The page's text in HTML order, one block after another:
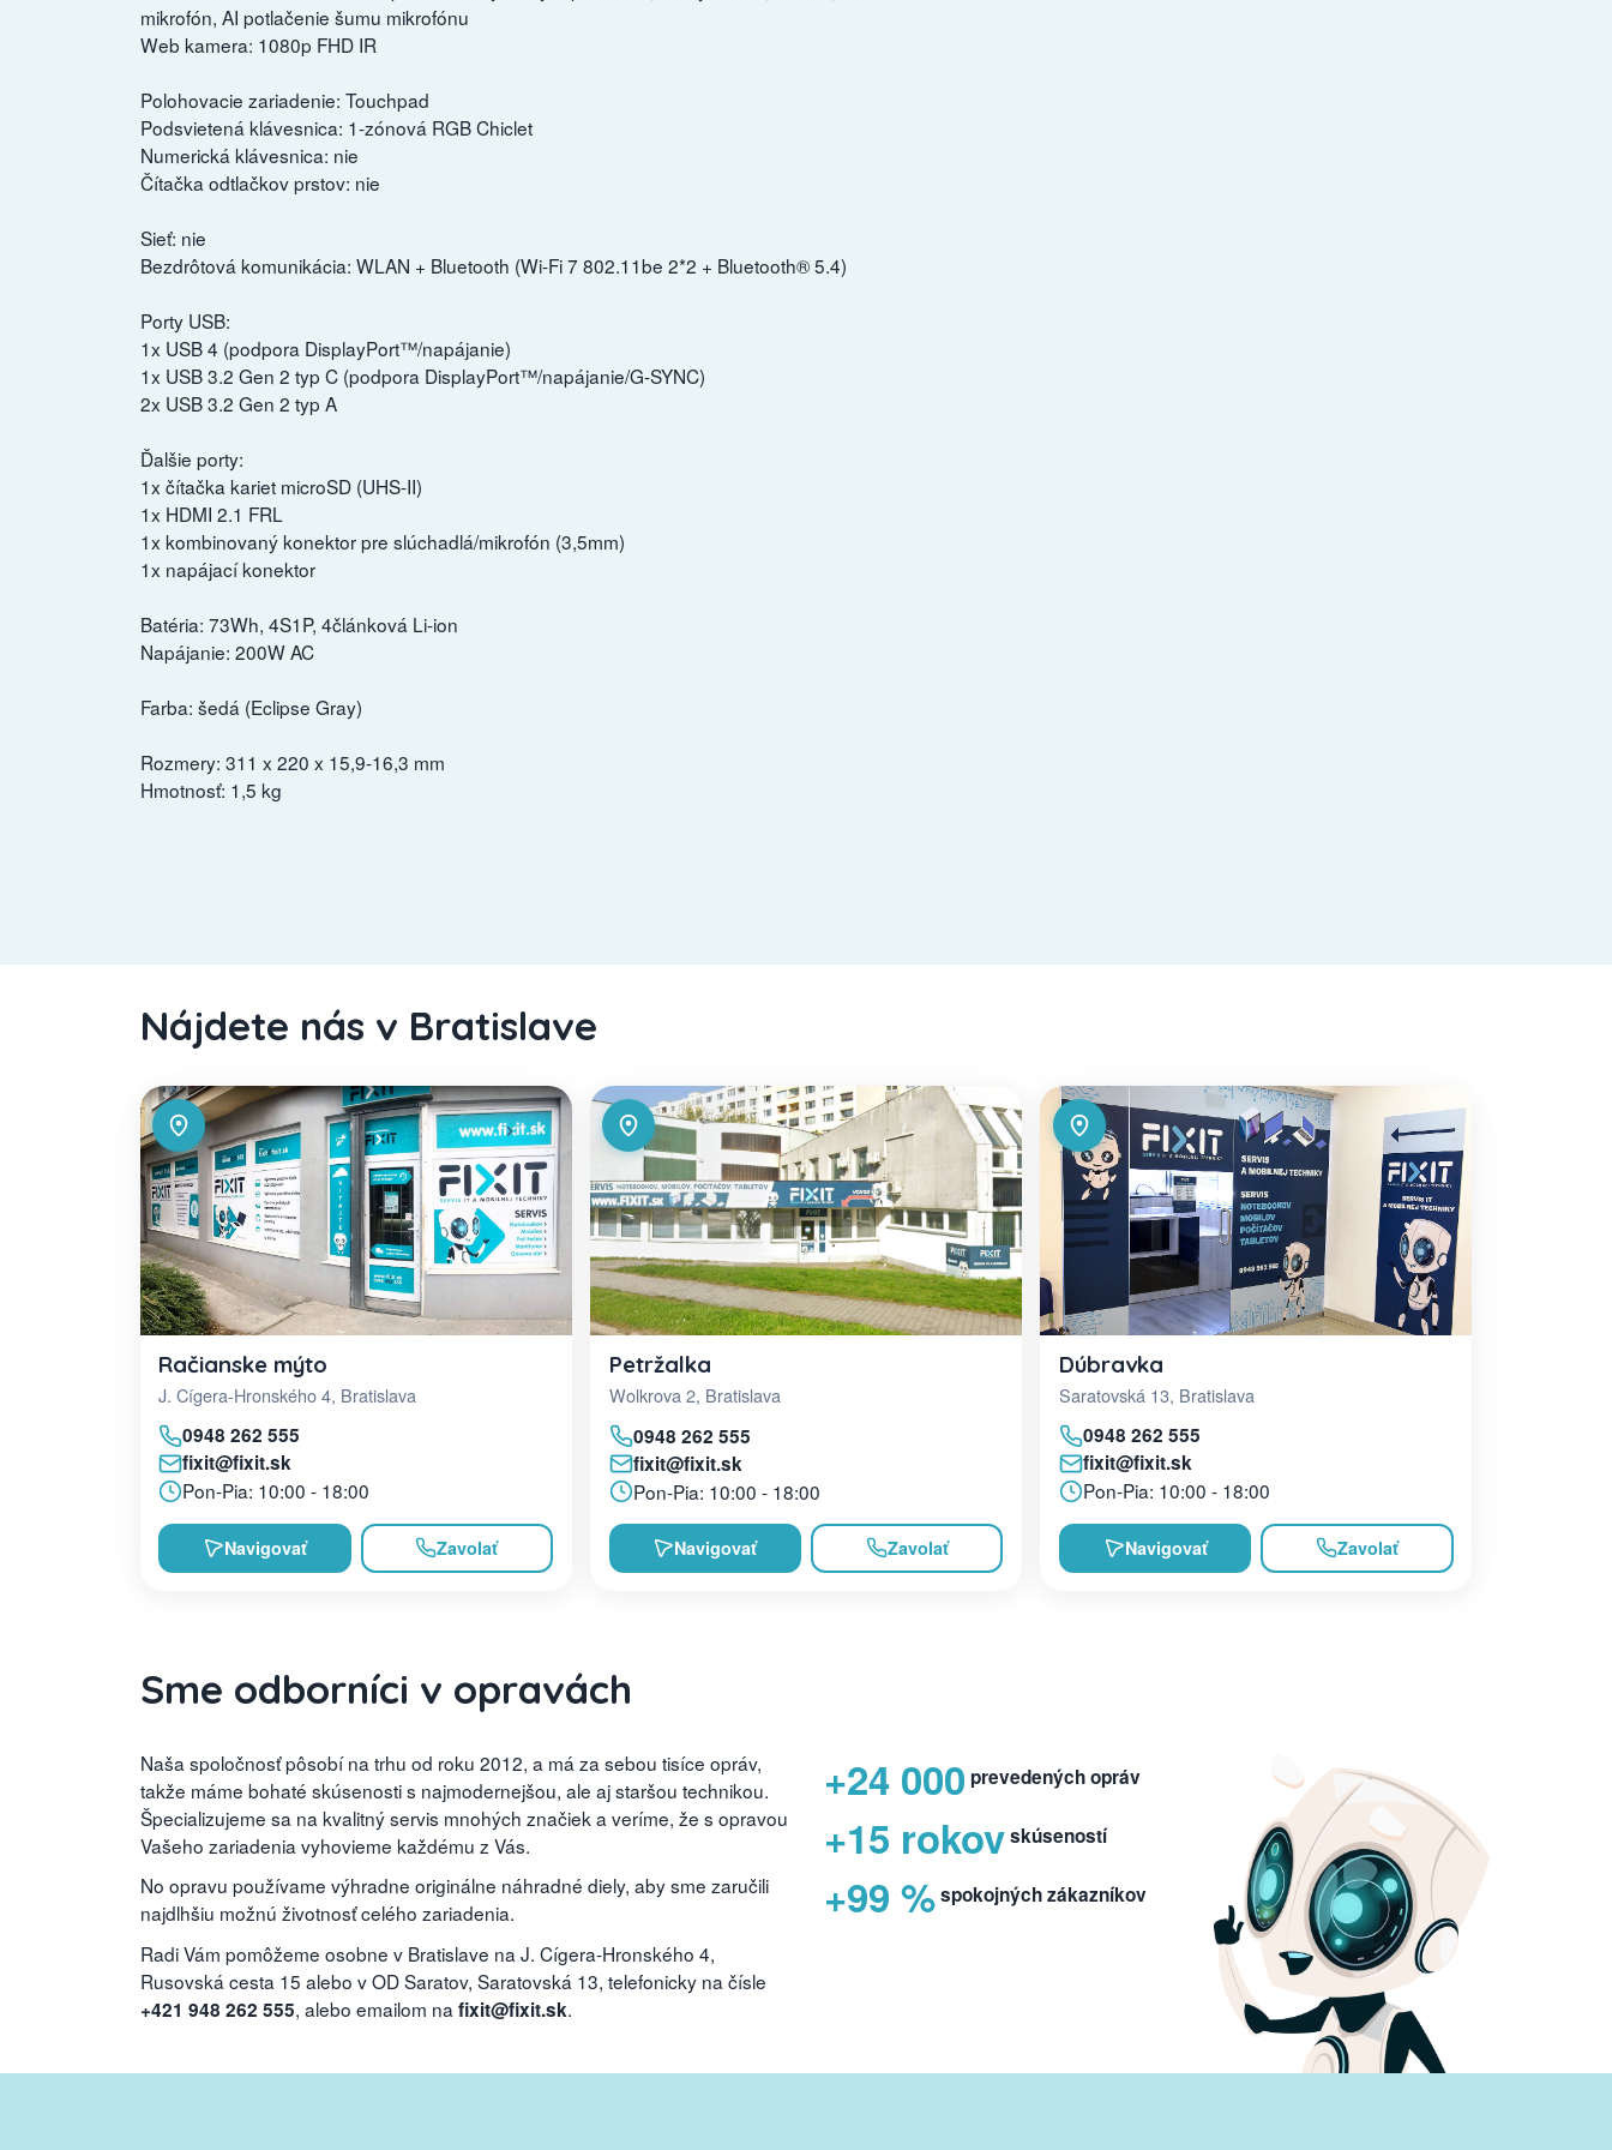
mikrofón, AI potlačenie šumu mikrofónu
Web kamera: 1080p FHD IR
Polohovacie zariadenie: Touchpad
Podsvietená klávesnica: 1-zónová RGB Chiclet
Numerická klávesnica: nie
Čítačka odtlačkov prstov: nie
Sieť: nie
Bezdrôtová komunikácia: WLAN + Bluetooth (Wi-Fi 7 802.11be 2*2 + Bluetooth® 5.4)
Porty USB:
1x USB 4 (podpora DisplayPort™/napájanie)
1x USB 3.2 Gen 2 typ C (podpora DisplayPort™/napájanie/G-SYNC)
2x USB 3.2 Gen 2 typ A
Ďalšie porty:
1x čítačka kariet microSD (UHS-II)
1x HDMI 2.1 FRL
1x kombinovaný konektor pre slúchadlá/mikrofón (3,5mm)
1x napájací konektor
Batéria: 73Wh, 4S1P, 4článková Li-ion
Napájanie: 200W AC
Farba: šedá (Eclipse Gray)
Rozmery: 311 x 220 x 15,9-16,3 mm
Hmotnosť: 1,5 kg
Nájdete nás v Bratislave
Račianske mýto
J. Cígera-Hronského 4, Bratislava
0948 262 555
fixit@fixit.sk
Pon-Pia: 10:00 - 18:00
Navigovať Zavolať
Petržalka
Wolkrova 2, Bratislava
0948 262 555
fixit@fixit.sk
Pon-Pia: 10:00 - 18:00
Navigovať Zavolať
Dúbravka
Saratovská 13, Bratislava
0948 262 555
fixit@fixit.sk
Pon-Pia: 10:00 - 18:00
Navigovať Zavolať
Sme odborníci v opravách
Naša spoločnosť pôsobí na trhu od roku 2012, a má za sebou tisíce opráv,
takže máme bohaté skúsenosti s najmodernejšou, ale aj staršou technikou.
Špecializujeme sa na kvalitný servis mnohých značiek a veríme, že s opravou
Vašeho zariadenia vyhovieme každému z Vás.
No opravu používame výhradne originálne náhradné diely, aby sme zaručili
najdlhšiu možnú životnosť celého zariadenia.
Radi Vám pomôžeme osobne v Bratislave na J. Cígera-Hronského 4,
Rusovská cesta 15 alebo v OD Saratov, Saratovská 13, telefonicky na čísle
+421 948 262 555, alebo emailom na fixit@fixit.sk.
+24 000 prevedených opráv
+15 rokovskúseností
+99 %spokojných zákazníkov